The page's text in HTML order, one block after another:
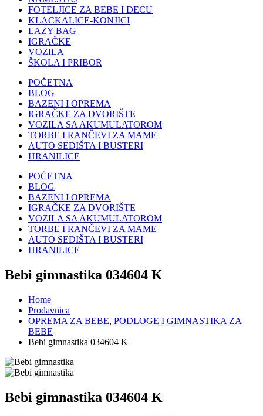
FOTELJICE ZA BEBE I DECU
KLACKALICE-KONJICI
LAZY BAG
IGRAČKE
VOZILA
ŠKOLA I PRIBOR
POČETNA
BLOG
BAZENI I OPREMA
IGRAČKE ZA DVORIŠTE
VOZILA SA AKUMULATOROM
TORBE I RANČEVI ZA MAME
AUTO SEDIŠTA I BUSTERI
HRANILICE
POČETNA
BLOG
BAZENI I OPREMA
IGRAČKE ZA DVORIŠTE
VOZILA SA AKUMULATOROM
TORBE I RANČEVI ZA MAME
AUTO SEDIŠTA I BUSTERI
HRANILICE
Bebi gimnastika 034604 K
Home
Prodavnica
OPREMA ZA BEBE, PODLOGE I GIMNASTIKA ZA
BEBE
Bebi gimnastika 034604 K
Bebi gimnastika 034604 K